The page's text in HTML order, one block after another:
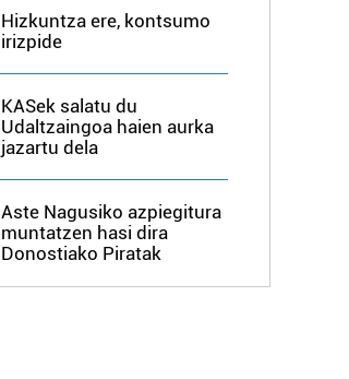
Hizkuntza ere, kontsumo
irizpide
KASek salatu du
Udaltzaingoa haien aurka
jazartu dela
Aste Nagusiko azpiegitura
muntatzen hasi dira
Donostiako Piratak